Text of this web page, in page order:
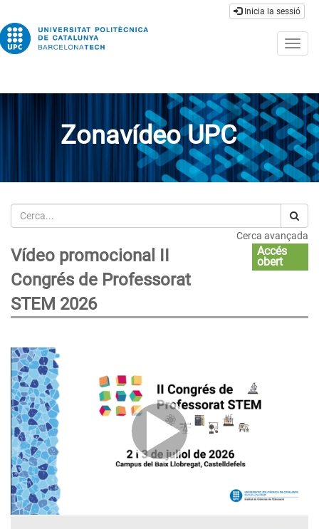
Inicia la sessió
Zonavídeo UPC
Cerca
Cerca avançada
Vídeo promocional II
Congrés de Professorat
STEM 2026
Accés
obert